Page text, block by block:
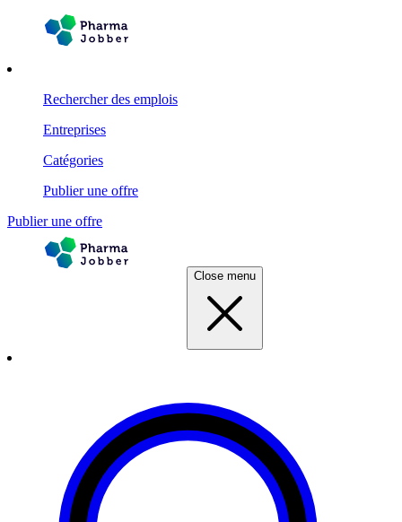
Rechercher des emplois
Entreprises
Catégories
Publier une offre
Publier une offre
Close menu